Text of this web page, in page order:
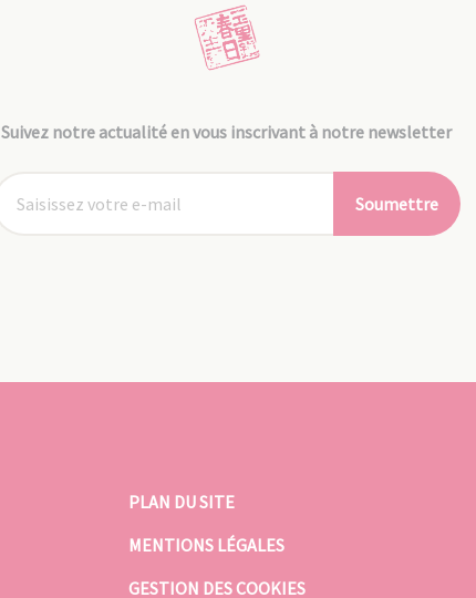
Suivez notre actualité en vous inscrivant à notre newsletter
Soumettre
PLAN DU SITE
MENTIONS LÉGALES
GESTION DES COOKIES